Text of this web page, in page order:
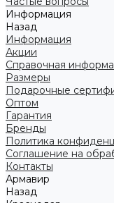
Информация
Назад
Информация
Акции
Справочная
Размеры
Подарочные
Оптом
Гарантия
Бренды
Политика
Соглашение на
Контакты
Армавир
Назад